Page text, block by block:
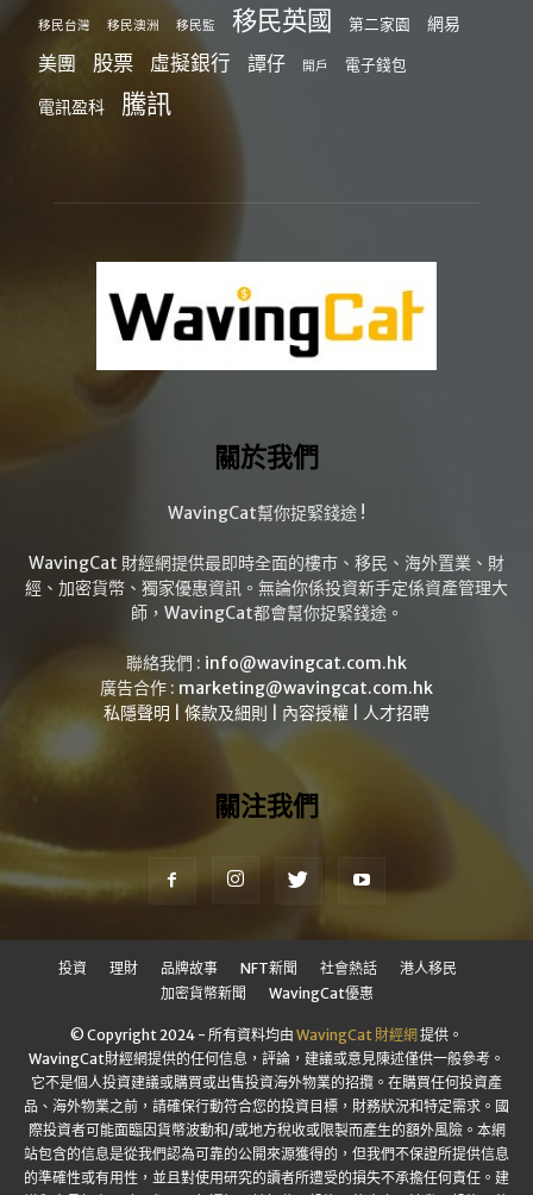
移民台灣 移民澳洲 移民監 移民英國 第二家園 網易
美團 股票 虛擬銀行 譚仔 開戶 電子錢包
電訊盈科 騰訊
關於我們
WavingCat幫你捉緊錢途 !
WavingCat 財經網提供最即時全面的樓市、移民、海外置業、財
經、加密貨幣、獨家優惠資訊。無論你係投資新手定係資產管理大
師，WavingCat都會幫你捉緊錢途。
聯絡我們 : info@wavingcat.com.hk
廣告合作 : marketing@wavingcat.com.hk
私隱聲明
條款及細則 內容授權 人才招聘
關注我們
投資 理財 品牌故事 NFT新聞 社會熱話
港人移民
加密貨幣新聞
WavingCat優惠
© Copyright 2024 - 所有資料均由 WavingCat 財經網提供。
WavingCat財經網提供的任何信息，評論，建議或意見陳述僅供一般參考。
它不是個人投資建議或購買或出售投資海外物業的招攬。在購買任何投資產
品、海外物業之前，請確保行動符合您的投資目標，財務狀況和特定需求。國
際投資者可能面臨因貨幣波動和/或地方稅收或限製而產生的額外風險。本網
站包含的信息是從我們認為可靠的公開來源獲得的，但我們不保證所提供信息
的準確性或有用性，並且對使用研究的讀者所遭受的損失不承擔任何責任。建